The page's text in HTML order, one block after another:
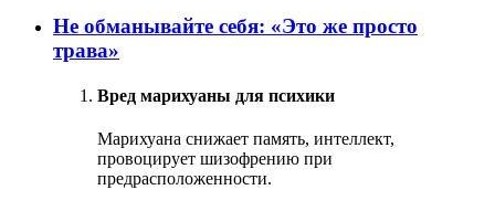
Не обманывайте себя: «Это же просто
трава»
Вред марихуаны для психики
Марихуана снижает память, интеллект,
провоцирует шизофрению при
предрасположенности.